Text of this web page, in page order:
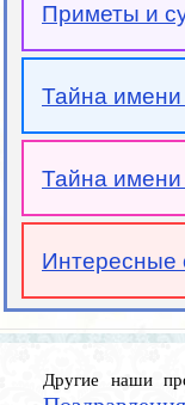
Приметы и
Тайна
Тайна
Интересные
Другие наши